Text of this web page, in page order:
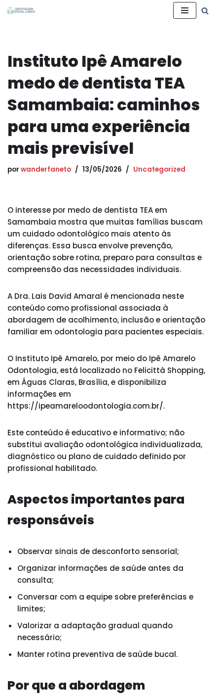
conteúdo
Instituto Ipê Amarelo
medo de dentista TEA
Samambaia: caminhos
para uma experiência
mais previsível
por wanderfaneto 13/05/2026 Uncategorized
O interesse por medo de dentista TEA em
Samambaia mostra que muitas famílias buscam
um cuidado odontológico mais atento às
diferenças. Essa busca envolve prevenção,
orientação sobre rotina, preparo para consultas e
compreensão das necessidades individuais.
A Dra. Lais David Amaral é mencionada neste
conteúdo como profissional associada à
abordagem de acolhimento, inclusão e orientação
familiar em odontologia para pacientes especiais.
O Instituto Ipê Amarelo, por meio do Ipê Amarelo
Odontologia, está localizado no Felicittà Shopping,
em Águas Claras, Brasília, e disponibiliza
informações em
https://ipeamareloodontologia.com.br/.
Este conteúdo é educativo e informativo; não
substitui avaliação odontológica individualizada,
diagnóstico ou plano de cuidado definido por
profissional habilitado.
Aspectos importantes para
responsáveis
Observar sinais de desconforto sensorial;
Organizar informações de saúde antes da
consulta;
Conversar com a equipe sobre preferências e
limites;
Valorizar a adaptação gradual quando
necessário;
Manter rotina preventiva de saúde bucal.
Por que a abordagem